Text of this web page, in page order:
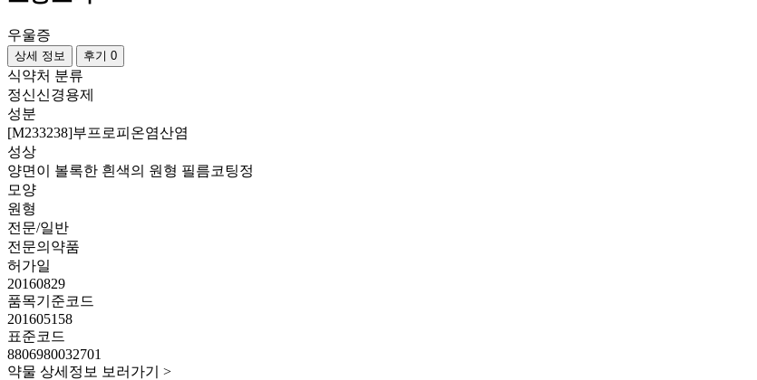
우울증
상세 정보 후기 0
식약처 분류
정신신경용제
성분
[M233238]부프로피온염산염
성상
양면이 볼록한 흰색의 원형 필름코팅정
모양
원형
전문/일반
전문의약품
허가일
20160829
품목기준코드
201605158
표준코드
8806980032701
약물 상세정보 보러가기 >